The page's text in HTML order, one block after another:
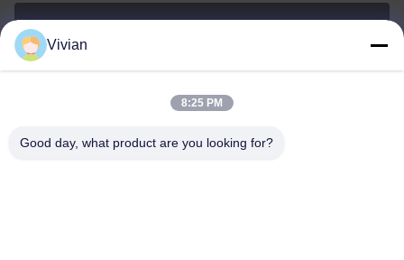
0086-158-1879-0524
Vivian
8:25 PM
Good day, what product are you looking for?